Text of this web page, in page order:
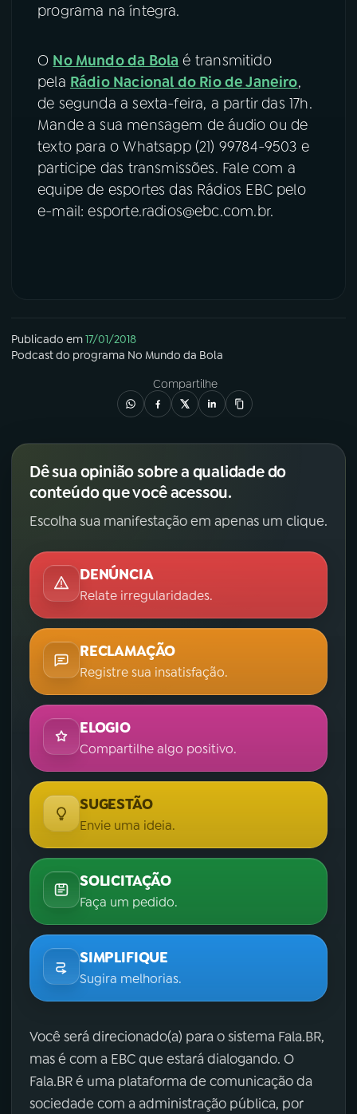
programa na íntegra.
O No Mundo da Bola é transmitido
pela Rádio Nacional do Rio de Janeiro,
de segunda a sexta-feira, a partir das 17h.
Mande a sua mensagem de áudio ou de
texto para o Whatsapp (21) 99784-9503 e
participe das transmissões. Fale com a
equipe de esportes das Rádios EBC pelo
e-mail: esporte.radios@ebc.com.br.
Publicado em17/01/2018
Podcastdo programa No Mundo da Bola
Compartilhe
Dê sua opinião sobre a qualidade do
conteúdo que você acessou.
Escolha sua manifestação em apenas um clique.
DENÚNCIA
Relate irregularidades.
RECLAMAÇÃO
Registre sua insatisfação.
ELOGIO
Compartilhe algo positivo.
SUGESTÃO
Envie uma ideia.
SOLICITAÇÃO
Faça um pedido.
SIMPLIFIQUE
Sugira melhorias.
Você será direcionado(a) para o sistema Fala.BR,
mas é com a EBC que estará dialogando. O
Fala.BR é uma plataforma de comunicação da
sociedade com a administração pública, por